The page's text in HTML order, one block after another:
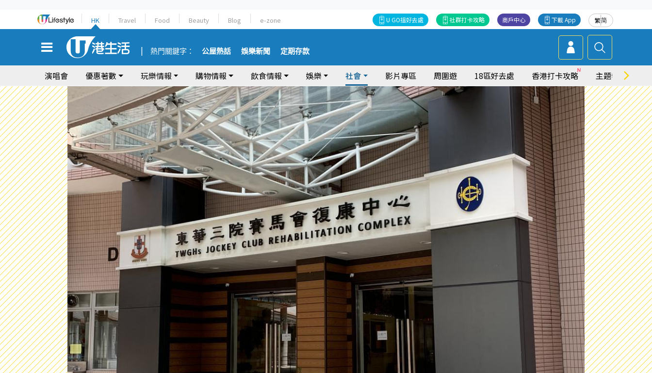
HK Travel Food Beauty Blog e-zone 繁简
下載 App
商戶中心
社群打卡攻略
U GO搵好去處
熱門關鍵字： 公屋熱話 娛樂新聞 定期存款
演唱會 優惠著數 玩樂情報 購物情報 飲食情報 娛樂 社會 影片專區 周圍遊 18區好去處 香港打卡攻略 主題特集